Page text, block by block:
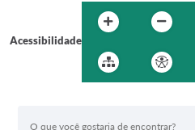
Acessibilidade